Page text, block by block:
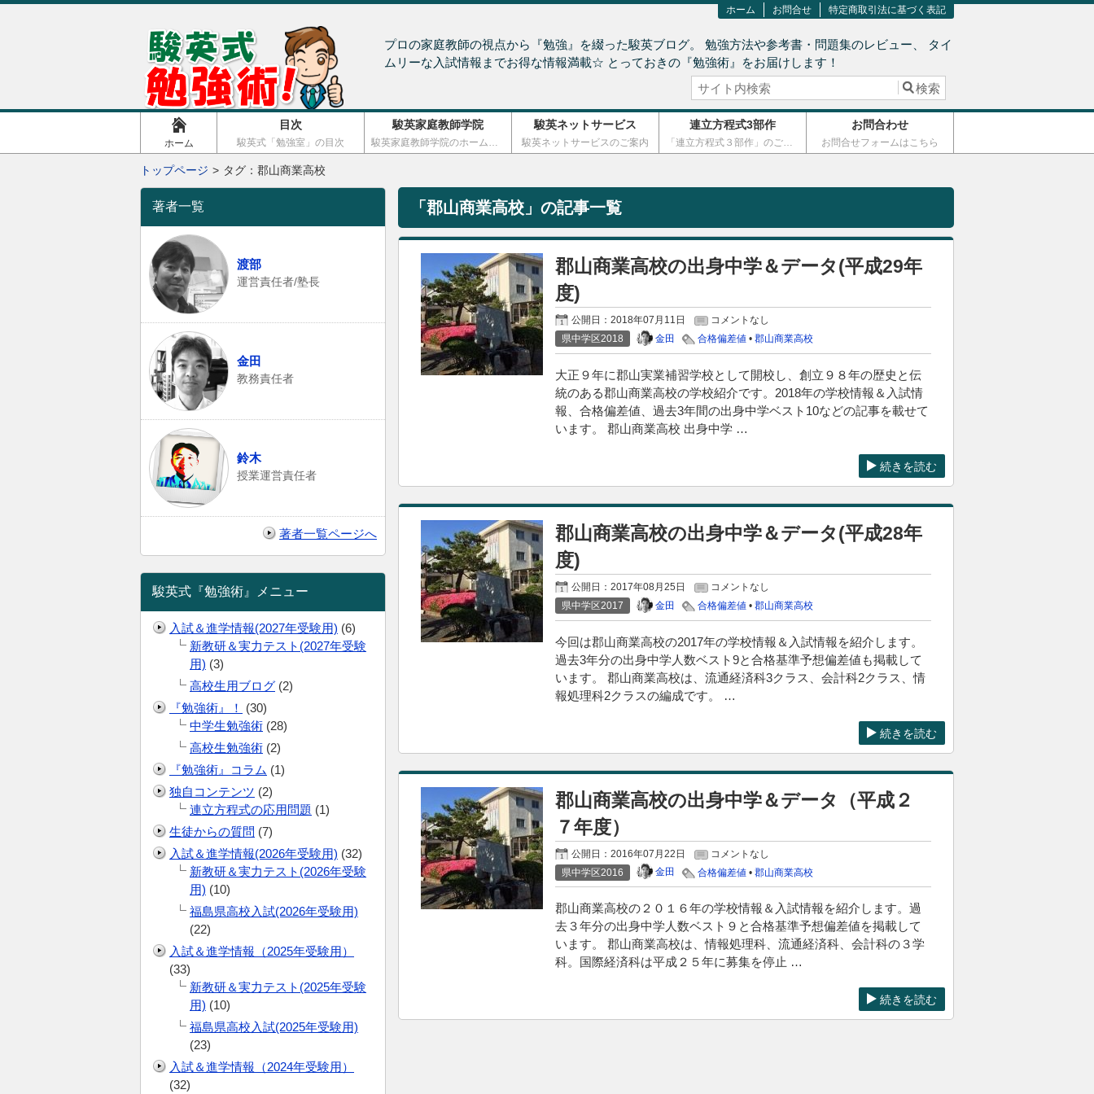
特定商取引法に基づく表記
お問合せ
ホーム
プロの家庭教師の視点から『勉強』を綴った駿英ブログ。 勉強方法や参考書・問題集のレビュー、 タイ
ムリーな入試情報までお得な情報満載☆ とっておきの『勉強術』をお届けします！
ホーム
目次
駿英式「勉強室」の目次
駿英家庭教師学院
駿英家庭教師学院のホームページ
駿英ネットサービス
駿英ネットサービスのご案内
連立方程式3部作
「連立方程式３部作」のご案内
お問合わせ
お問合せフォームはこちら
トップページ タグ：郡山商業高校
「 郡山商業高校 」の記事一覧
郡山商業高校の出身中学＆データ(平成29年
度)
公開日：2018年07月11日
コメントなし
県中学区2018
金田 合格偏差値 •郡山商業高校
大正９年に郡山実業補習学校として開校し、創立９８年の歴史と伝
統のある郡山商業高校の学校紹介です。2018年の学校情報＆入試情
報、合格偏差値、過去3年間の出身中学ベスト10などの記事を載せて
います。 郡山商業高校 出身中学 …
続きを読む
郡山商業高校の出身中学＆データ(平成28年
度)
公開日：2017年08月25日
コメントなし
県中学区2017
金田 合格偏差値 •郡山商業高校
今回は郡山商業高校の2017年の学校情報＆入試情報を紹介します。
過去3年分の出身中学人数ベスト9と合格基準予想偏差値も掲載して
います。 郡山商業高校は、流通経済科3クラス、会計科2クラス、情
報処理科2クラスの編成です。 …
続きを読む
郡山商業高校の出身中学＆データ（平成２
７年度）
公開日：2016年07月22日
コメントなし
県中学区2016
金田 合格偏差値 •郡山商業高校
郡山商業高校の２０１６年の学校情報＆入試情報を紹介します。過
去３年分の出身中学人数ベスト９と合格基準予想偏差値を掲載して
います。 郡山商業高校は、情報処理科、流通経済科、会計科の３学
科。国際経済科は平成２５年に募集を停止 …
続きを読む
著者一覧
渡部
運営責任者/塾長
金田
教務責任者
鈴木
授業運営責任者
著者一覧ページへ
駿英式『勉強術』メニュー
入試＆進学情報(2027年受験用) (6)
新教研＆実力テスト(2027年受験
用) (3)
高校生用ブログ (2)
『勉強術』！
(30)
中学生勉強術 (28)
高校生勉強術 (2)
『勉強術』コラム (1)
独自コンテンツ (2)
連立方程式の応用問題 (1)
生徒からの質問 (7)
入試＆進学情報(2026年受験用) (32)
新教研＆実力テスト(2026年受験
用) (10)
福島県高校入試(2026年受験用)
(22)
入試＆進学情報（2025年受験用）
(33)
新教研＆実力テスト(2025年受験
用) (10)
福島県高校入試(2025年受験用)
(23)
入試＆進学情報（2024年受験用）
(32)